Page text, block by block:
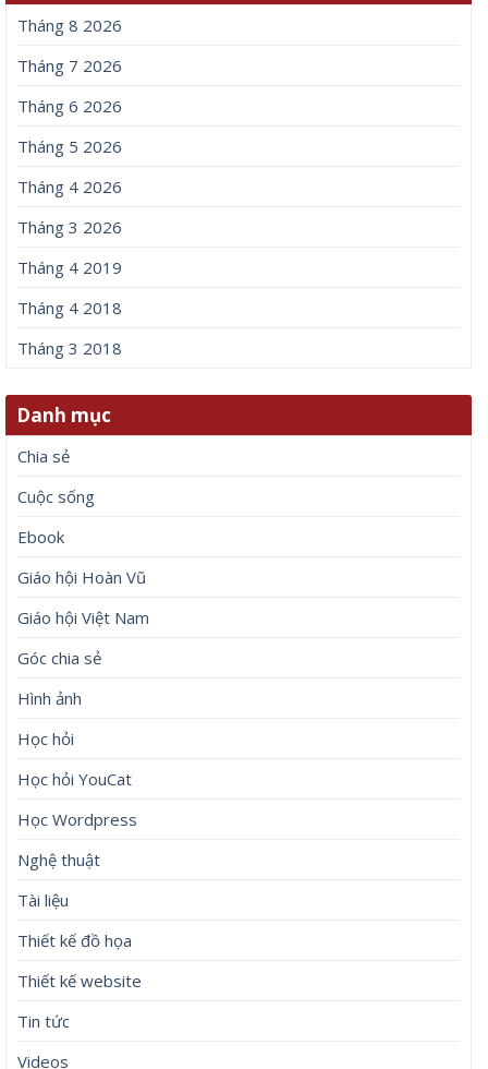
Bài viết mới
Bố tôi cần tiền cứu mạng, mẹ vợ không chịu trả khoản vay
200 triệu dù đã bán đất
Nhóm truy nã đỏ Interpol lừa 327 tỷ đồng sa lưới khi ẩn náu
sắc ngày càng rạng rỡ
Ca sĩ bolero Phương Diễm Huyền trước khi bị bắt
Tháng 8 2026
Tháng 7 2026
Tháng 6 2026
Tháng 5 2026
Tháng 4 2026
Tháng 3 2026
Tháng 4 2019
Tháng 4 2018
Tháng 3 2018
Danh mục
Chia sẻ
Cuộc sống
Ebook
Giáo hội Hoàn Vũ
Giáo hội Việt Nam
Góc chia sẻ